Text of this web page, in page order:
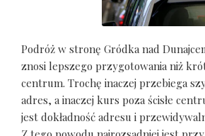
Podróż w stronę Gródka nad
znosi lepszego przygotowania niż
centrum. Trochę inaczej przebiega
adres, a inaczej kurs poza ścisłe
jest dokładność adresu i